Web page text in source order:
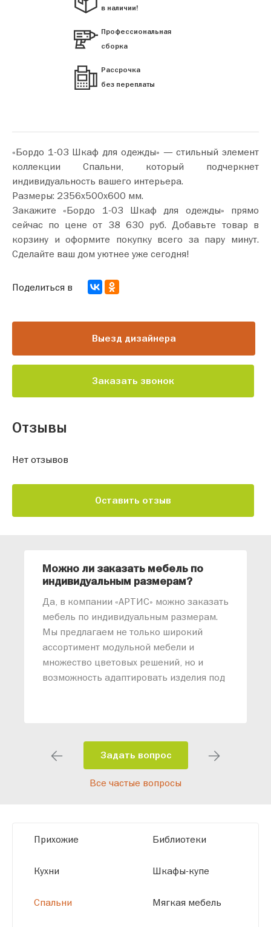
в наличии!
Профессиональная
сборка
Рассрочка
без переплаты
«Бордо 1-03 Шкаф для одежды» — стильный элемент
коллекции Спальни, который подчеркнет
индивидуальность вашего интерьера.
Размеры: 2356х500х600 мм.
Закажите «Бордо 1-03 Шкаф для одежды» прямо
сейчас по цене от 38 630 руб. Добавьте товар в
корзину и оформите покупку всего за пару минут.
Сделайте ваш дом уютнее уже сегодня!
Выезд дизайнера
Заказать звонок
Поделиться в
Отзывы
Нет отзывов
Оставить отзыв
Можно ли заказать мебель по
индивидуальным размерам?
Да, в компании «АРТИС» можно заказать
мебель по индивидуальным размерам.
Мы предлагаем не только широкий
ассортимент модульной мебели и
множество цветовых решений, но и
возможность адаптировать изделия под
помещения и личные пожелания.
Благодаря современному
высокотехнологичному оборудованию
размерам.
Задать вопрос
Все частые вопросы
Прихожие
Кухни
Спальни
Библиотеки
Шкафы-купе
Мягкая мебель